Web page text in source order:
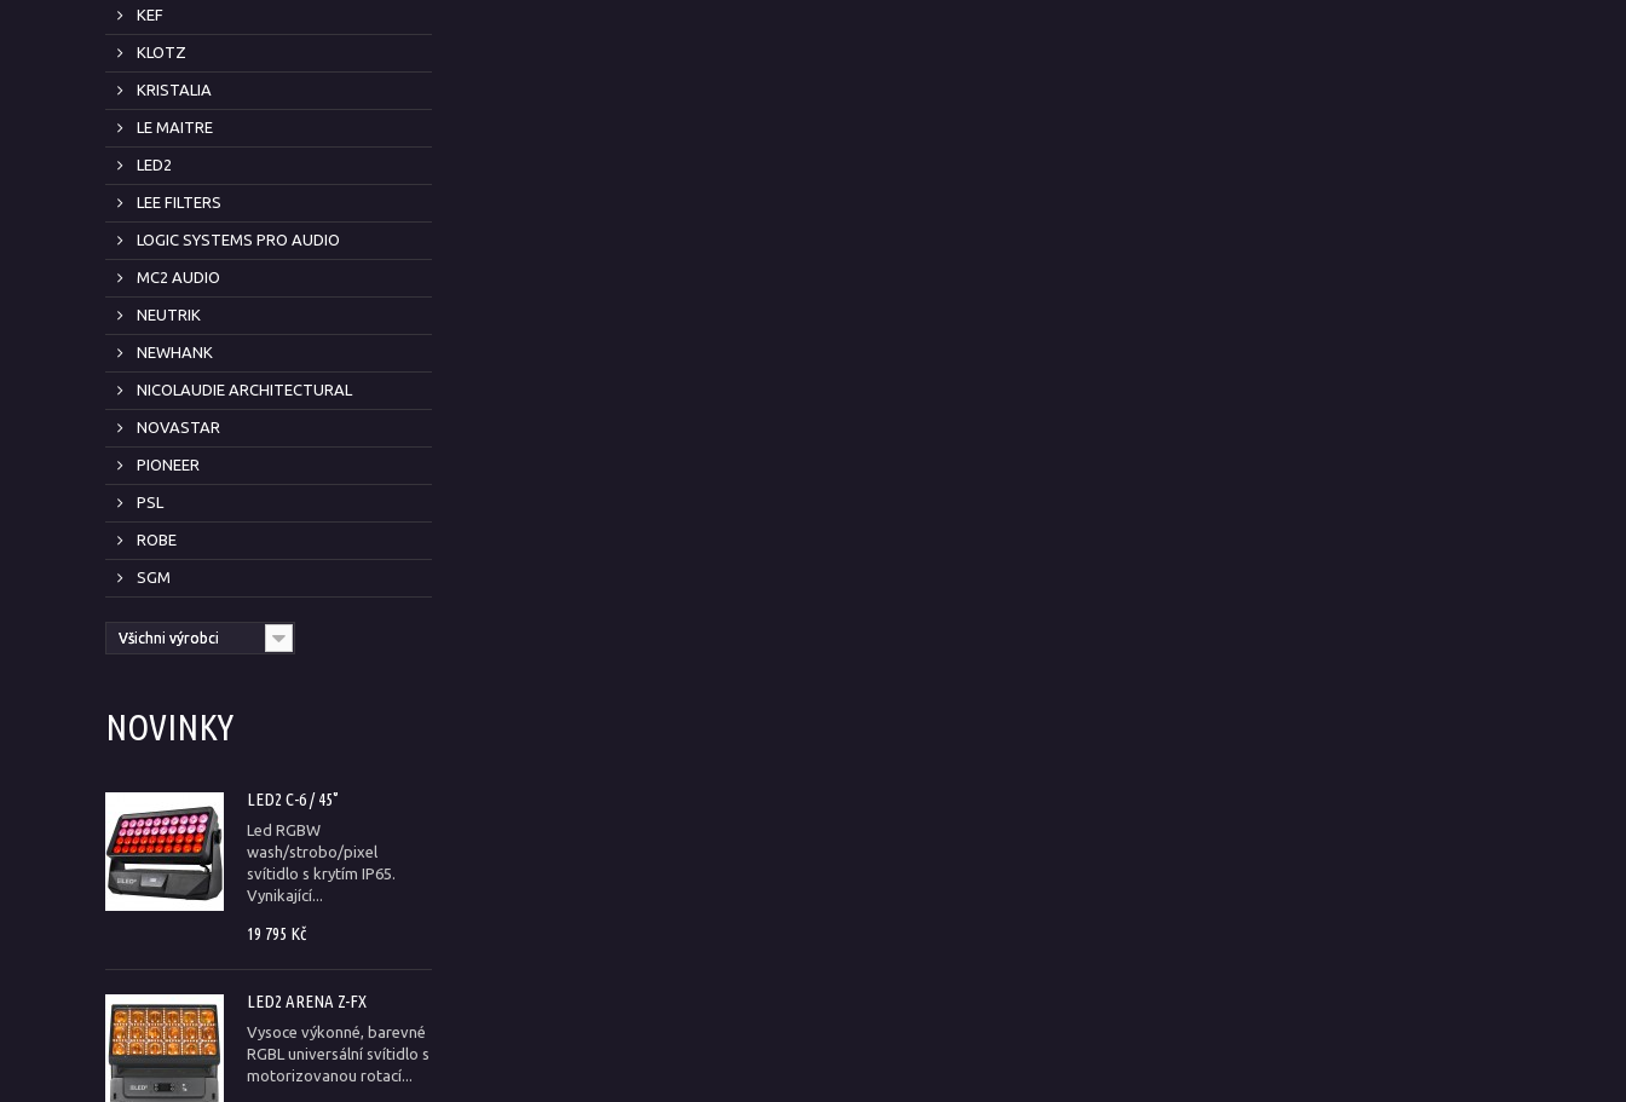
KEF
KLOTZ
KRISTALIA
LE MAITRE
LED2
LEE FILTERS
LOGIC SYSTEMS PRO AUDIO
MC2 AUDIO
NEUTRIK
NEWHANK
NICOLAUDIE ARCHITECTURAL
NOVASTAR
PIONEER
PSL
ROBE
SGM
Všichni výrobci
NOVINKY
LED2 C-6 / 45°
Led RGBW
wash/strobo/pixel
svítidlo s krytím IP65.
Vynikající...
19 795 Kč
LED2 ARENA Z-FX
Vysoce výkonné, barevné
RGBL universální svítidlo s
motorizovanou rotací...